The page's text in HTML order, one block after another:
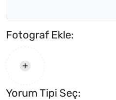
Fotograf Ekle:
Yorum Tipi Seç: